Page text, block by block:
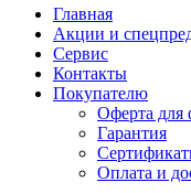
Главная
Акции и
Сервис
Контакты
Покупателю
Оферта для
Гарантия
Оплата и